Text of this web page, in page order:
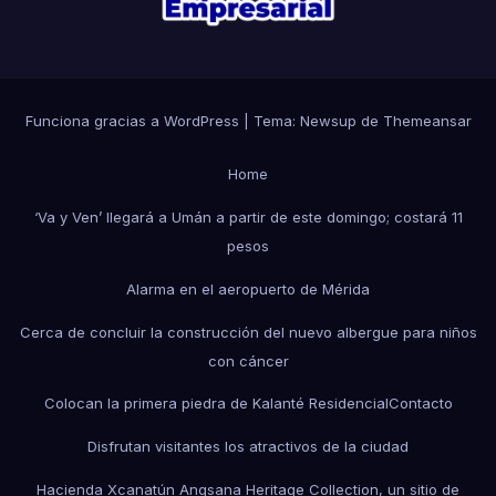
Funciona gracias a WordPress Tema: Newsup de Themeansar
Home
‘Va y Ven’ llegará a Umán a partir de este domingo; costará 11
pesos
Alarma en el aeropuerto de Mérida
Cerca de concluir la construcción del nuevo albergue para niños
con cáncer
Colocan la primera piedra de Kalanté ResidencialContacto
Disfrutan visitantes los atractivos de la ciudad
Hacienda Xcanatún Angsana Heritage Collection, un sitio de